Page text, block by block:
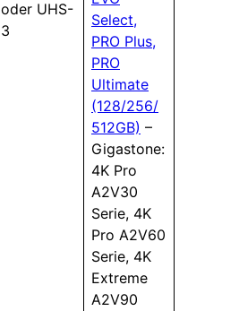
oder UHS-
3
Select,
PRO Plus,
PRO
Ultimate
(128/256/
512GB) –
Gigastone:
4K Pro
A2V30
Serie, 4K
Pro A2V60
Serie, 4K
Extreme
A2V90